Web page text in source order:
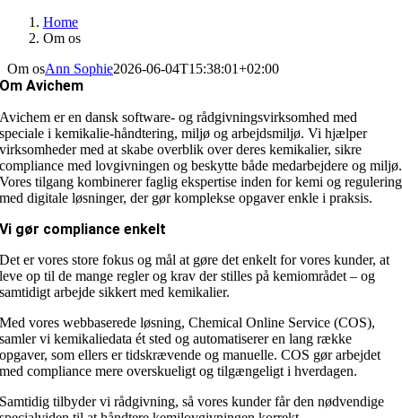
Home
Om os
Om osAnn Sophie2026-06-04T15:38:01+02:00
Om Avichem
Avichem er en dansk software- og rådgivningsvirksomhed med
speciale i kemikalie-håndtering, miljø og arbejdsmiljø. Vi hjælper
virksomheder med at skabe overblik over deres kemikalier, sikre
compliance med lovgivningen og beskytte både medarbejdere og miljø.
Vores tilgang kombinerer faglig ekspertise inden for kemi og regulering
med digitale løsninger, der gør komplekse opgaver enkle i praksis.
Vi gør compliance enkelt
Det er vores store fokus og mål at gøre det enkelt for vores kunder, at
leve op til de mange regler og krav der stilles på kemiområdet – og
samtidigt arbejde sikkert med kemikalier.
Med vores webbaserede løsning, Chemical Online Service (COS),
samler vi kemikaliedata ét sted og automatiserer en lang række
opgaver, som ellers er tidskrævende og manuelle. COS gør arbejdet
med compliance mere overskueligt og tilgængeligt i hverdagen.
Samtidig tilbyder vi rådgivning, så vores kunder får den nødvendige